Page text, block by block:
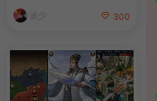
+安卓+详细搭建教程
波少 300